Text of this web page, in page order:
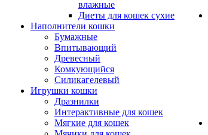
влажные
Диеты для кошек сухие
Наполнители кошки
Бумажные
Впитывающий
Древесный
Комкующийся
Силикагелевый
Игрушки кошки
Дразнилки
Интерактивные для кошек
Мягкие для кошек